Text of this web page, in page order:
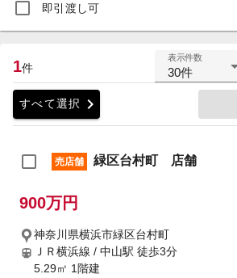
即引渡し可
1件
表示件数
30件
すべて選択 chevron_right
売店舗 緑区台村町 店舗
900万円
神奈川県横浜市緑区台村町
ＪＲ横浜線 / 中山駅 徒歩3分
5.29㎡ 1階建